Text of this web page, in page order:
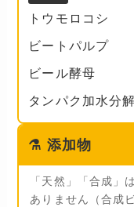
トウモロコシ
ビートパルプ
ビール酵母
タンパク加水分
⚗️ 添加物
「天然」「合成」
ありません（合成